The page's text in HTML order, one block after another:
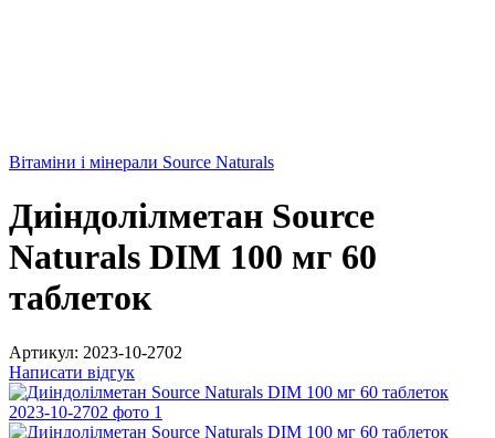
Вітаміни і мінерали Source Naturals
Диіндолілметан Source
Naturals DIM 100 мг 60
таблеток
Артикул: 2023-10-2702
Написати відгук